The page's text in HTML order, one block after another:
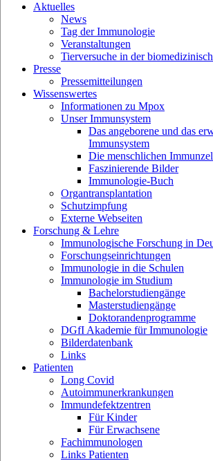
Aktuelles
News
Tag der Immunologie
Veranstaltungen
Tierversuche in der
Presse
Pressemitteilungen
Wissenswertes
Informationen zu Mpox
Unser Immunsystem
Das angeborene und das
Immunsystem
Die menschlichen
Faszinierende Bilder
Immunologie-Buch
Organtransplantation
Schutzimpfung
Externe Webseiten
Forschung & Lehre
Immunologische Forschung in
Forschungseinrichtungen
Immunologie in die Schulen
Immunologie im Studium
Bachelorstudiengänge
Masterstudiengänge
Doktorandenprogramme
DGfI Akademie für Immunologie
Bilderdatenbank
Links
Patienten
Long Covid
Autoimmunerkrankungen
Immundefektzentren
Für Kinder
Für Erwachsene
Fachimmunologen
Links Patienten